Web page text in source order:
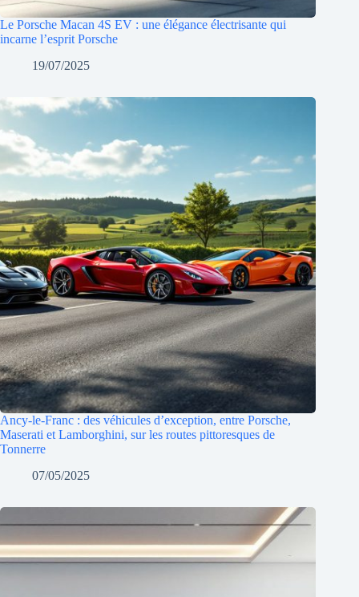
Le Porsche Macan 4S EV : une élégance électrisante qui
incarne l’esprit Porsche
19/07/2025
Ancy-le-Franc : des véhicules d’exception, entre Porsche,
Maserati et Lamborghini, sur les routes pittoresques de
Tonnerre
07/05/2025